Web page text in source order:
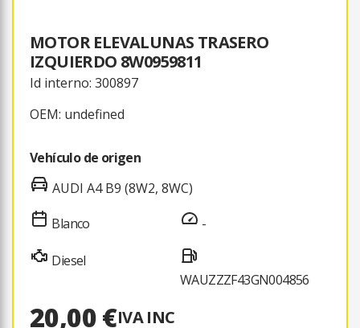
MOTOR ELEVALUNAS TRASERO
IZQUIERDO 8W0959811
Id interno: 300897
OEM: undefined
Vehículo de origen
AUDI A4 B9 (8W2, 8WC)
Blanco
Diesel
-
WAUZZZF43GN004856
20,00 €IVA INC